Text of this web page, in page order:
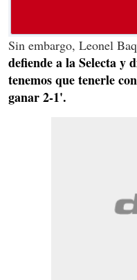
Sin embargo, Leonel
defiende a la Selecta y
tenemos que tenerle
ganar 2-1'.